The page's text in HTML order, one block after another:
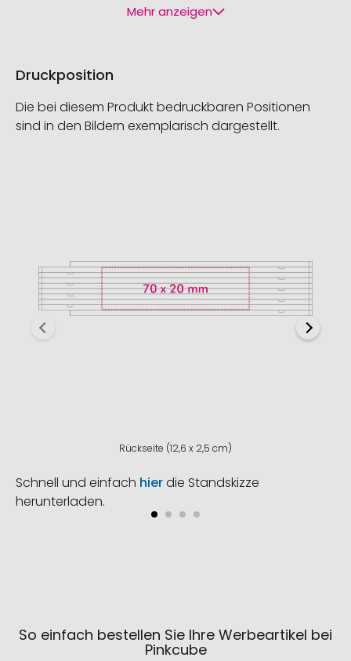
Mehr anzeigen
Druckposition
Die bei diesem Produkt bedruckbaren Positionen
sind in den Bildern exemplarisch dargestellt.
Rückseite (12,6 x 2,5 cm)
Schnell und einfach hierdie Standskizze
herunterladen.
So einfach bestellen Sie Ihre Werbeartikel bei
Pinkcube